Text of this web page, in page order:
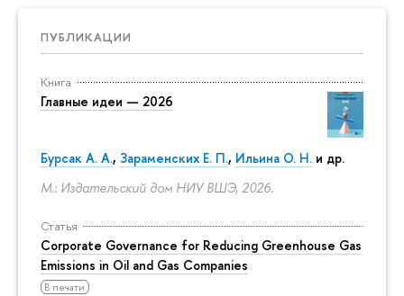
ПУБЛИКАЦИИ
Книга
Главные идеи — 2026
Бурсак А. А., Зараменских Е. П., Ильина О. Н. и др.
М.: Издательский дом НИУ ВШЭ, 2026.
Статья
Corporate Governance for Reducing Greenhouse Gas
Emissions in Oil and Gas Companies
В печати